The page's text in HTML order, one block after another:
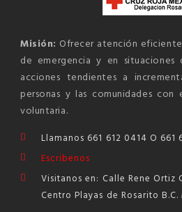
Misión: Ofrecer atención
de emergencia y en situaciones
acciones tendientes a
personas y las comunidades
voluntaria.
Llamanos 661 612 0414 O 661
Escribenos
Visitanos en: Calle Rene Ortiz
Centro Playas de Rosarito